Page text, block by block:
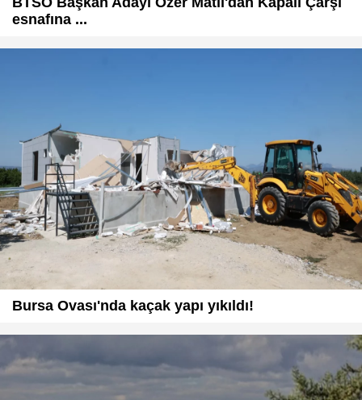
esnafına ...
Bursa Ovası'nda kaçak yapı yıkıldı!